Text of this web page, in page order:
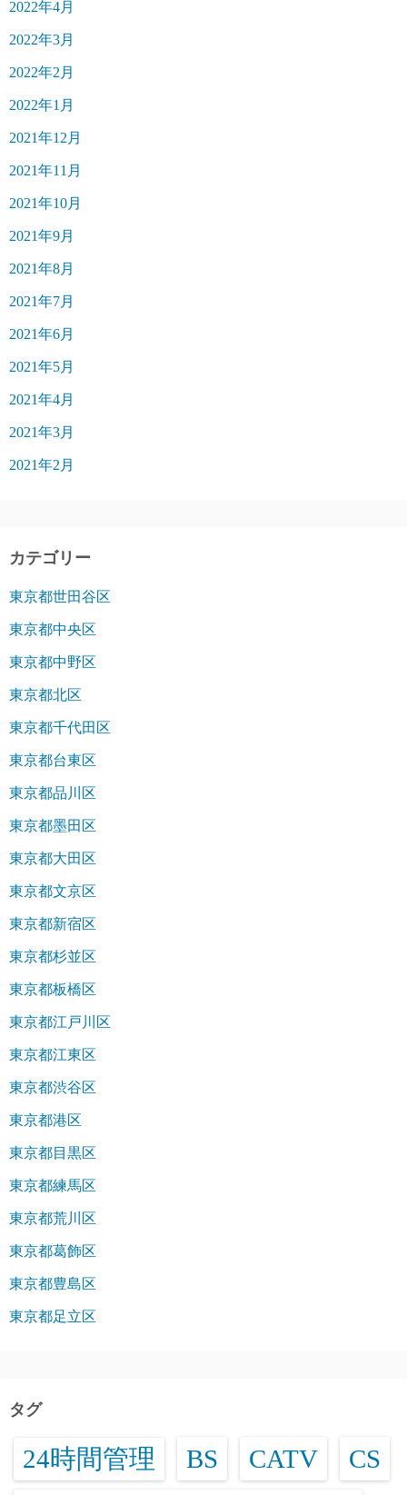
2022年4月
2022年3月
2022年2月
2022年1月
2021年12月
2021年11月
2021年10月
2021年9月
2021年8月
2021年7月
2021年6月
2021年5月
2021年4月
2021年3月
2021年2月
カテゴリー
東京都世田谷区
東京都中央区
東京都中野区
東京都北区
東京都千代田区
東京都台東区
東京都品川区
東京都墨田区
東京都大田区
東京都文京区
東京都新宿区
東京都杉並区
東京都板橋区
東京都江戸川区
東京都江東区
東京都渋谷区
東京都港区
東京都目黒区
東京都練馬区
東京都荒川区
東京都葛飾区
東京都豊島区
東京都足立区
タグ
24時間管理 BS CATV CS